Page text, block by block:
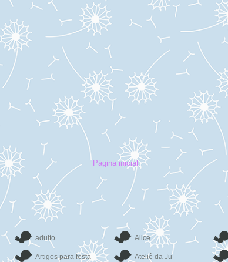
Página inicial
adulto Alice
Artigos para festa Ateliê da Ju